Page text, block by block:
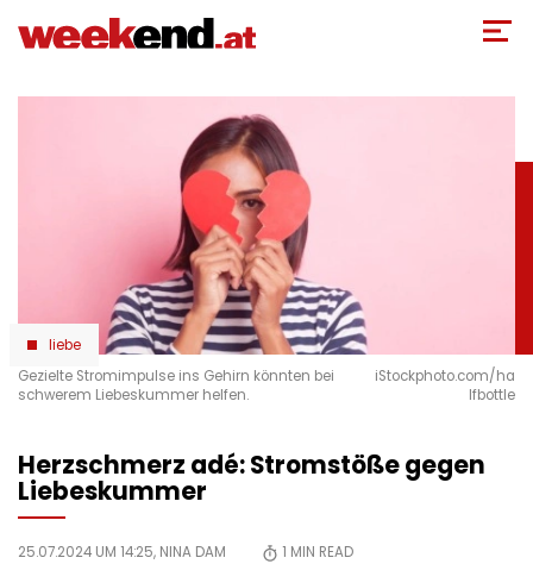
zum
liebe
Gezielte Stromimpulse ins Gehirn könnten bei
schwerem Liebeskummer helfen.
iStockphoto.com/ha
lfbottle
Herzschmerz adé: Stromstöße gegen
Liebeskummer
25.07.2024 UM 14:25, NINA DAM 1 MIN READ